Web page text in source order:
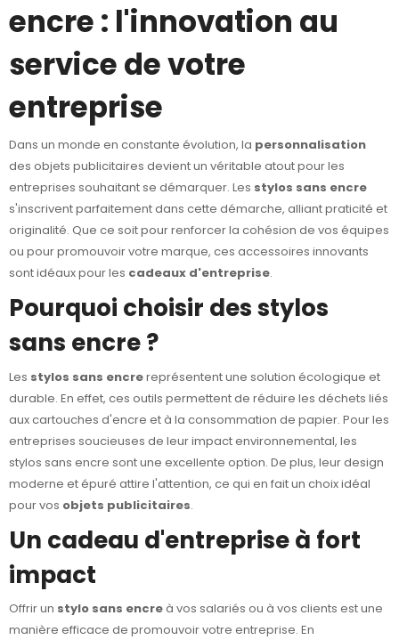
encre : l'innovation au
service de votre
entreprise
Dans un monde en constante évolution, la personnalisation
des objets publicitaires devient un véritable atout pour les
entreprises souhaitant se démarquer. Les stylos sans encre
s'inscrivent parfaitement dans cette démarche, alliant praticité et
originalité. Que ce soit pour renforcer la cohésion de vos équipes
ou pour promouvoir votre marque, ces accessoires innovants
sont idéaux pour les cadeaux d'entreprise.
Pourquoi choisir des stylos
sans encre ?
Les stylos sans encrereprésentent une solution écologique et
durable. En effet, ces outils permettent de réduire les déchets liés
aux cartouches d'encre et à la consommation de papier. Pour les
entreprises soucieuses de leur impact environnemental, les
stylos sans encre sont une excellente option. De plus, leur design
moderne et épuré attire l'attention, ce qui en fait un choix idéal
pour vos objets publicitaires.
Un cadeau d'entreprise à fort
impact
Offrir un stylo sans encreà vos salariés ou à vos clients est une
manière efficace de promouvoir votre entreprise. En